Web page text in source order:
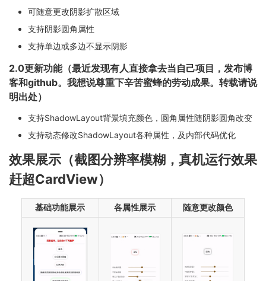
可随意更改阴影扩散区域
支持阴影圆角属性
支持单边或多边不显示阴影
2.0更新功能（最近发现有人直接拿去当自己项目，发布博
客和github。我想说尊重下辛苦蜜蜂的劳动成果。转载请说
明出处）
支持ShadowLayout背景填充颜色，圆角属性随阴影圆角改变
支持动态修改ShadowLayout各种属性，及内部代码优化
效果展示（截图分辨率模糊，真机运行效果
赶超CardView）
基础功能展示 各属性展示 随意更改颜色